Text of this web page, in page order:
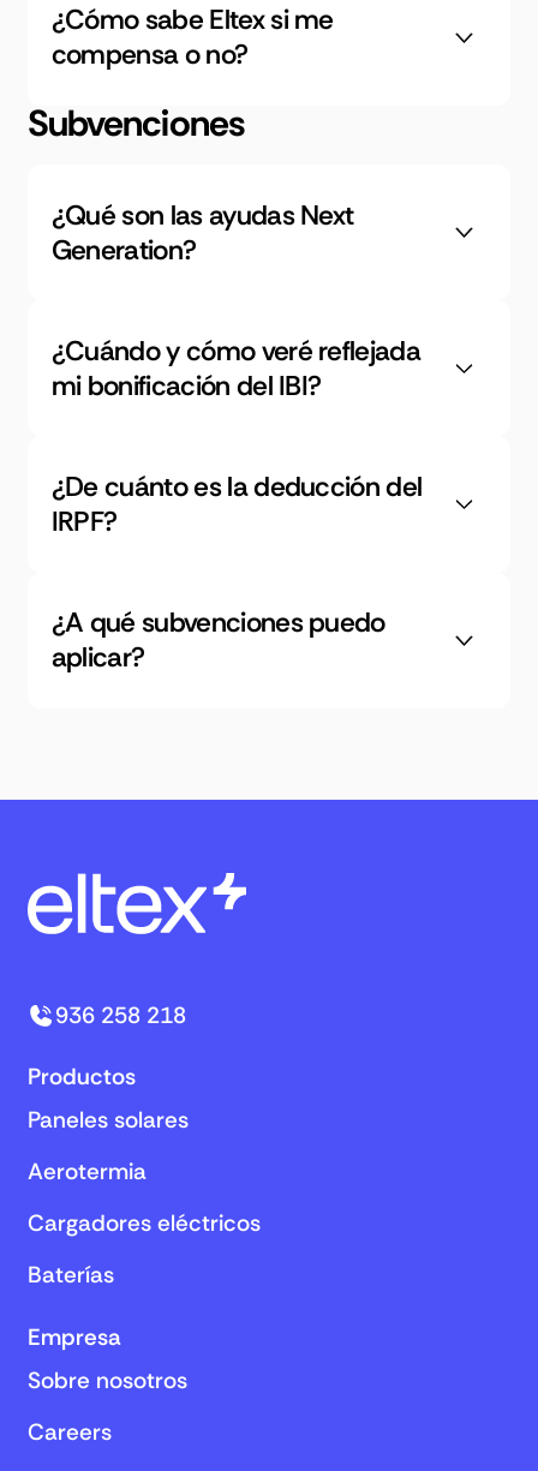
¿Cómo sabe Eltex si me
compensa o no?
Subvenciones
¿Qué son las ayudas Next
Generation?
¿Cuándo y cómo veré reflejada
mi bonificación del IBI?
¿De cuánto es la deducción del
IRPF?
¿A qué subvenciones puedo
aplicar?
936 258 218
Productos
Paneles solares
Aerotermia
Cargadores eléctricos
Baterías
Empresa
Sobre nosotros
Careers